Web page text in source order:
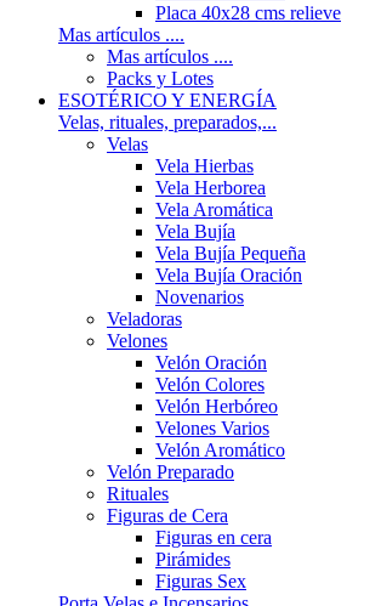
Placa 40x28 cms relieve
Mas artículos ....
Mas artículos ....
Packs y Lotes
ESOTÉRICO Y ENERGÍA
Velas, rituales, preparados,...
Velas
Vela Hierbas
Vela Herborea
Vela Aromática
Vela Bujía
Vela Bujía Pequeña
Vela Bujía Oración
Novenarios
Veladoras
Velones
Velón Oración
Velón Colores
Velón Herbóreo
Velones Varios
Velón Aromático
Velón Preparado
Rituales
Figuras de Cera
Figuras en cera
Pirámides
Figuras Sex